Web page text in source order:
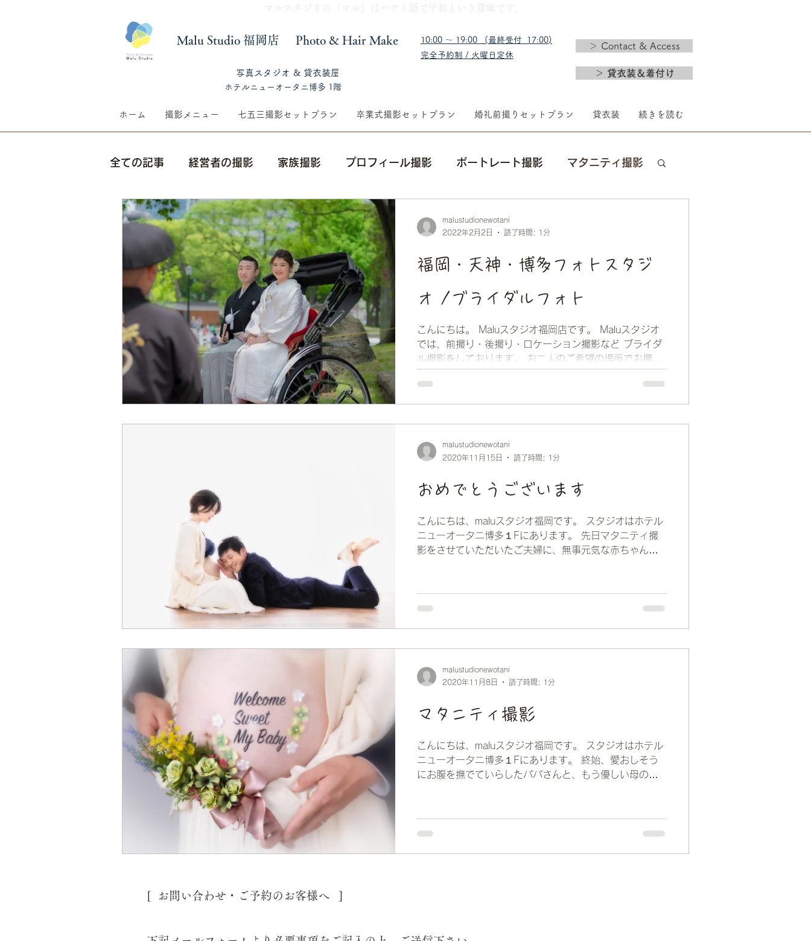
Malu Studio 福岡店 ​Photo & Hair Make
10:00 〜 19:00 (最終受付 17:00)​
完全予約制 / 火曜日定休
＞ Contact & Access
​写真スタジオ & 貸衣装屋 ＞ 貸衣装＆着付け
​ホテルニューオータニ博多 1階
ホーム 撮影メニュー 七五三撮影セットプラン 卒業式撮影セットプラン 婚礼前撮りセットプラン 貸衣装 続きを読む
全ての記事 経営者の撮影 家族撮影 プロフィール撮影 ポートレート撮影 マタニティ撮影
七五三撮影 季節の話題 集合写真 出張撮影
生前遺影撮影 ウェディングフォト メイクレッスン福岡・天神・博多フォトスタジ
オ /ブライダルフォト
こんにちは。 Maluスタジオ福岡店です。 Maluスタジオ
では、前撮り・後撮り・ロケーション撮影など ブライダ
ル撮影をしております。 お二人のご希望の場所でお撮り
メイク、衣装のご案内もございます。...
malustudionewotani
2022年2月2日
読了時間: 1分
おめでとうございます
こんにちは、maluスタジオ福岡です。 スタジオはホテル
ニューオータニ博多１Fにあります。 先日マタニティ撮
影をさせていただいたご夫婦に、無事元気な赤ちゃんが
にぷにして...
malustudionewotani
2020年11月15日
読了時間: 1分
マタニティ撮影
こんにちは、maluスタジオ福岡です。 スタジオはホテル
ニューオータニ博多１Fにあります。 終始、愛おしそう
にお腹を撫でていらしたパパさんと、もう優しい母の表
た。...
malustudionewotani
2020年11月8日
読了時間: 1分
[ お問い合わせ・ご予約のお客様へ ]